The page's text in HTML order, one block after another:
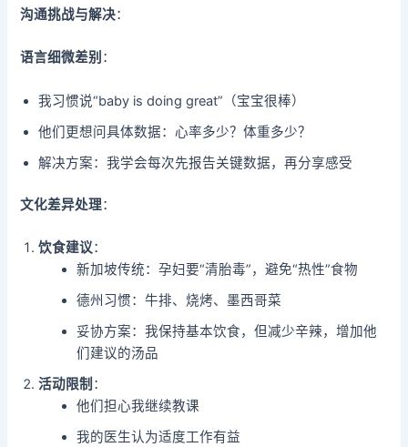
沟通挑战与解决：
语言细微差别 ：
我习惯说“baby is doing great”（宝宝很棒）
他们更想问具体数据：心率多少？体重多少？
解决方案：我学会每次先报告关键数据，再分享感受
文化差异处理：
饮食建议：
新加坡传统：孕妇要“清胎毒”，避免“热性”食物
德州习惯：牛排、烧烤、墨西哥菜
妥协方案：我保持基本饮食，但减少辛辣，增加他
们建议的汤品
活动限制 ：
他们担心我继续教课
我的医生认为适度工作有益